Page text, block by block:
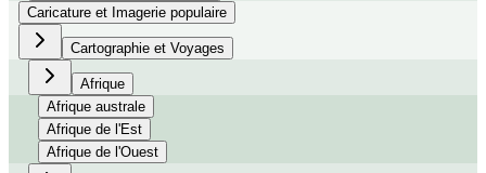
Caricature et Imagerie populaire
Cartographie et Voyages
Afrique
Afrique australe
Afrique de l'Est
Afrique de l'Ouest